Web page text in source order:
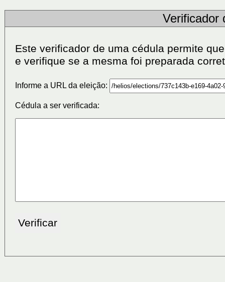
Verificador
Este verificador de uma cédula permite
e verifique se a mesma foi preparada
Informe a URL da eleição:
Cédula a ser verificada: